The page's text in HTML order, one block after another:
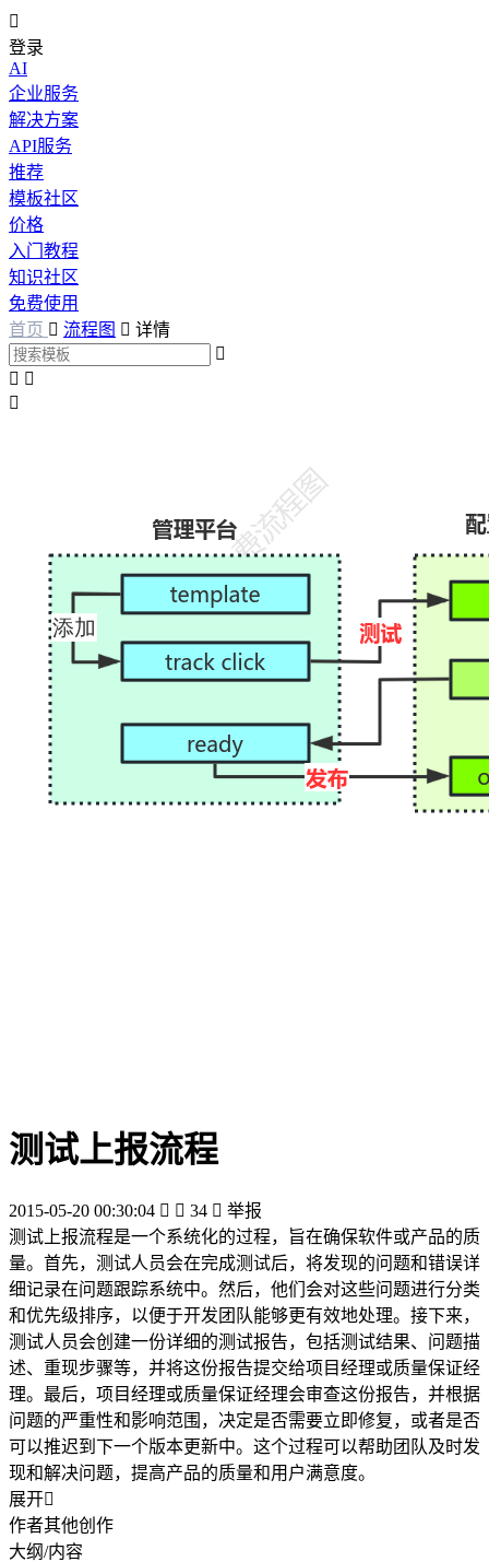

登录
AI
企业服务
解决方案
API服务
推荐
模板社区
价格
入门教程
知识社区
免费使用
首页  流程图  详情

 

测试上报流程
2015-05-20 00:30:04   34  举报
测试上报流程是一个系统化的过程，旨在确保软件或产品的质
量。首先，测试人员会在完成测试后，将发现的问题和错误详
细记录在问题跟踪系统中。然后，他们会对这些问题进行分类
和优先级排序，以便于开发团队能够更有效地处理。接下来，
测试人员会创建一份详细的测试报告，包括测试结果、问题描
述、重现步骤等，并将这份报告提交给项目经理或质量保证经
理。最后，项目经理或质量保证经理会审查这份报告，并根据
问题的严重性和影响范围，决定是否需要立即修复，或者是否
可以推迟到下一个版本更新中。这个过程可以帮助团队及时发
现和解决问题，提高产品的质量和用户满意度。
展开
作者其他创作
大纲/内容